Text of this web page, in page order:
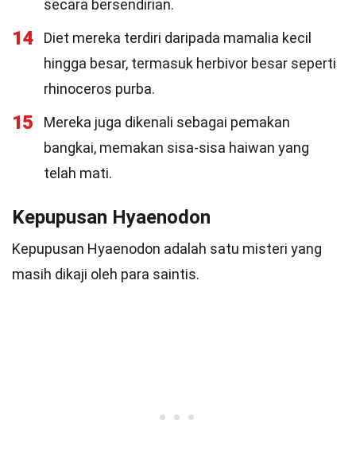
secara bersendirian.
14
Diet mereka terdiri daripada mamalia kecil
hingga besar, termasuk herbivor besar seperti
rhinoceros purba.
15
Mereka juga dikenali sebagai pemakan
bangkai, memakan sisa-sisa haiwan yang
telah mati.
Kepupusan Hyaenodon
Kepupusan Hyaenodon adalah satu misteri yang
masih dikaji oleh para saintis.